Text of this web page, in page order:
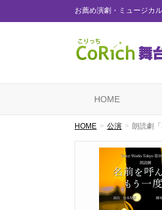
お薦め演劇・ミュージカ
HOME
HOME 公演 朗読劇